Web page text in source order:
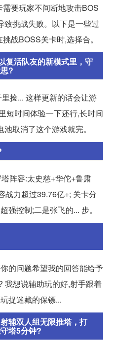
要玩家不间断地攻击BOS
致挑战失败。以下是一些过
战BOSS关卡时,选择合。
复活队友的新模式里，守
?
捡... 这样更新的话会让游
短时间体验一下还行,长时间
取消了这个游戏就完。
阵容:太史慈+华佗+鲁肃
战力超过39.76亿+; 关卡分
强控制;二是张飞的... 步。
的问题希望我的回答能给予
我想说辅助玩的好,射手跟着
捉迷藏的保镖...
辅双人组无限推塔，打
塔5分钟?